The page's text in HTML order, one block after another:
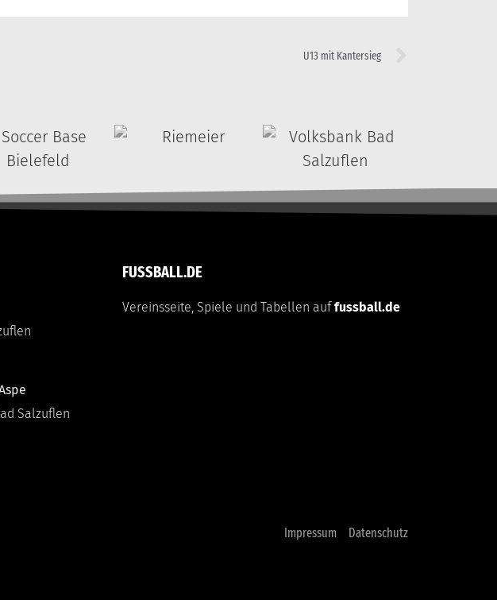
U13 mit Kantersieg
Salzuflen
FUSSBALL.DE
Vereinsseite, Spiele und Tabellen auffussball.de
Impressum Datenschutz